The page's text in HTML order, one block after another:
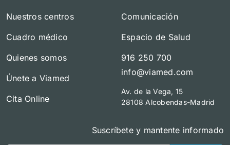
Nuestros centros
Cuadro médico
Quienes somos
Únete a Viamed
Cita Online
Comunicación
Espacio de Salud
916 250 700
info@viamed.com
Av. de la Vega, 15
28108 Alcobendas-Madrid
Suscríbete y mantente informado